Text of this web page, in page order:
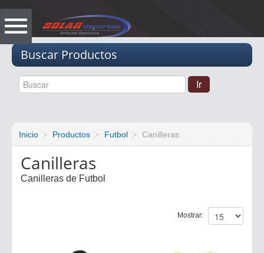
Buscar Productos
Inicio Productos Futbol Canilleras
Canilleras
Canilleras de Futbol
Mostrar: